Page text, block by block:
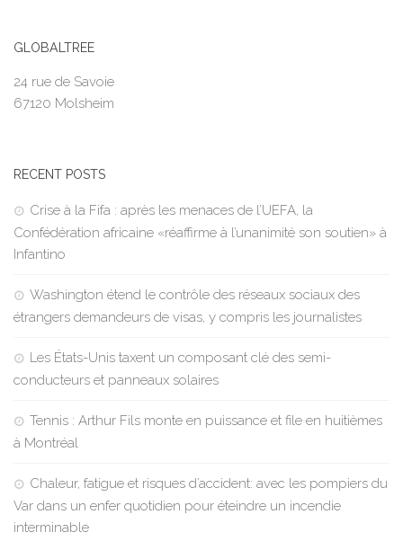
GLOBALTREE
24 rue de Savoie
67120 Molsheim
RECENT POSTS
Crise à la Fifa : après les menaces de l’UEFA, la
Confédération africaine «réaffirme à l’unanimité son soutien» à
Infantino
Washington étend le contrôle des réseaux sociaux des
étrangers demandeurs de visas, y compris les journalistes
Les États-Unis taxent un composant clé des semi-
conducteurs et panneaux solaires
Tennis : Arthur Fils monte en puissance et file en huitièmes
à Montréal
Chaleur, fatigue et risques d’accident: avec les pompiers du
Var dans un enfer quotidien pour éteindre un incendie
interminable